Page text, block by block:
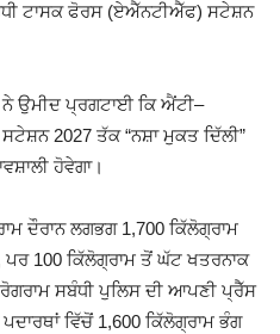
ਟਾਸਕ ਫੋਰਸ(ਏਐੱਨਟੀਐੱਫ) ਸਟੇਸ਼ਨ
ਉਮੀਦ ਪ੍ਰਗਟਾਈ ਕਿ ਐਂਟੀ–
ਸਟੇਸ਼ਨ2027 ਤੱਕ“ਨਸ਼ਾ ਮੁਕਤ ਦਿੱਲੀ”
ਹੋਵੇਗਾ।
ਦੌਰਾਨ ਲਗਭਗ1,700 ਕਿੱਲੋਗ੍ਰਾਮ
ਪਰ100 ਕਿੱਲੋਗ੍ਰਾਮ ਤੋਂ ਘੱਟ ਖਤਰਨਾਕ
ਸਬੰਧੀ ਪੁਲਿਸ ਦੀ ਆਪਣੀ ਪ੍ਰੈੱਸ
ਵਿੱਚੋਂ1,600 ਕਿੱਲੋਗ੍ਰਾਮ ਭੰਗ